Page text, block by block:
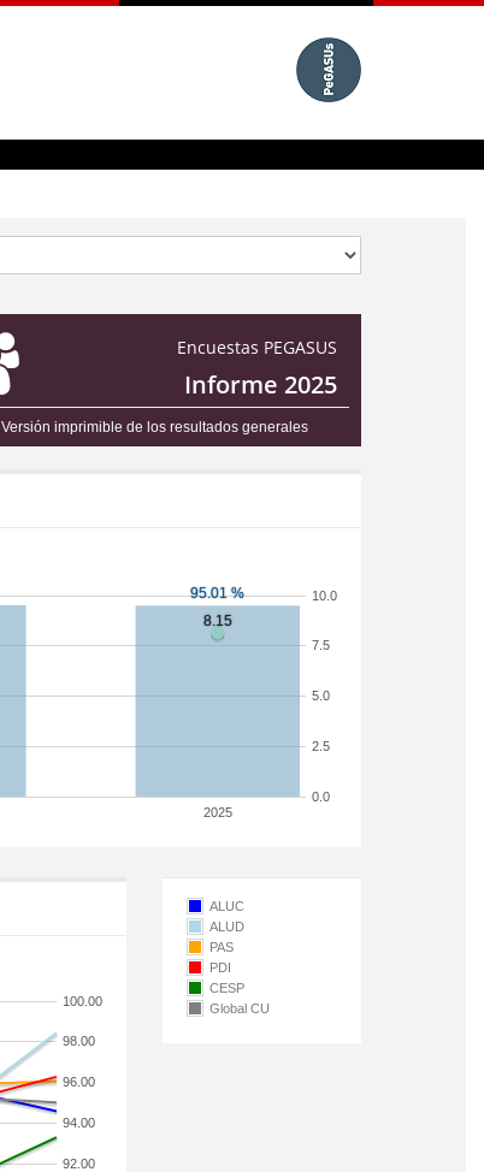
Encuestas PEGASUS
Informe 2025
Versión imprimible de los resultados generales
2025
0.0
2.5
5.0
7.5
10.0
92.00
94.00
96.00
98.00
100.00
ALUC
ALUD
PAS
PDI
CESP
Global CU